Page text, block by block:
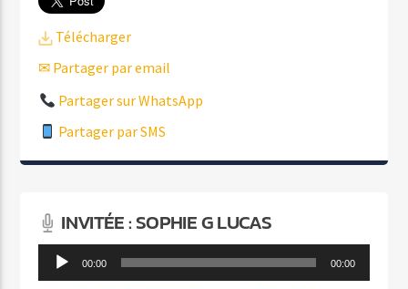
Télécharger
✉ Partager par email
Partager sur WhatsApp
Partager par SMS
INVITÉE : SOPHIE G LUCAS
Lecteur 00:00 00:00